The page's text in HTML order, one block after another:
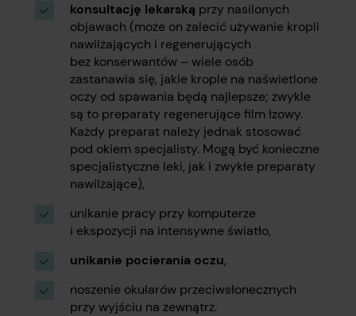
konsultację lekarską przy nasilonych
objawach (może on zalecić używanie kropli
nawilżających i regenerujących
bez konserwantów – wiele osób
zastanawia się, jakie krople na naświetlone
oczy od spawania będą najlepsze; zwykle
są to preparaty regenerujące film łzowy.
Każdy preparat należy jednak stosować
pod okiem specjalisty. Mogą być konieczne
specjalistyczne leki, jak i zwykłe preparaty
nawilżające),
unikanie pracy przy komputerze
i ekspozycji na intensywne światło,
unikanie pocierania oczu,
noszenie okularów przeciwsłonecznych
przy wyjściu na zewnątrz.